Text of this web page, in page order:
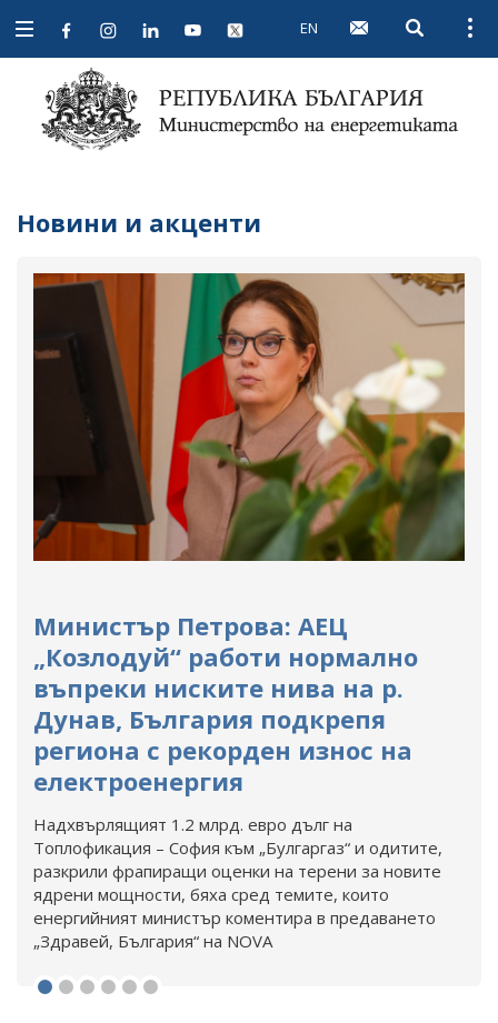
Open
navigation
EN Open
Новини и акценти
Министър Петрова: АЕЦ
„Козлодуй“ работи нормално
въпреки ниските нива на р.
Дунав, България подкрепя
региона с рекорден износ на
електроенергия
Надхвърлящият 1.2 млрд. евро дълг на
Топлофикация – София към „Булгаргаз“ и одитите,
разкрили фрапиращи оценки на терени за новите
ядрени мощности, бяха сред темите, които
енергийният министър коментира в предаването
„Здравей, България“ на NOVA